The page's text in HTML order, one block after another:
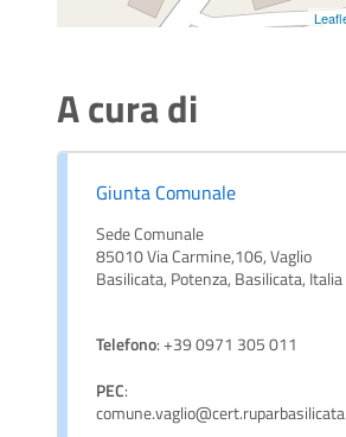
A cura di
Giunta Comunale
Sede Comunale
85010 Via Carmine,106, Vaglio
Basilicata, Potenza, Basilicata, Italia
Telefono: +39 0971 305 011
PEC: